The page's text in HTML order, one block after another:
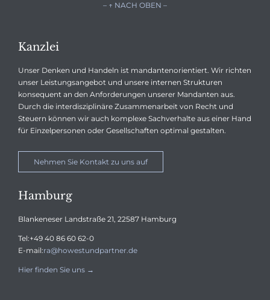
– ↑ NACH OBEN –
Kanzlei
Unser Denken und Handeln ist mandantenorientiert. Wir richten
unser Leistungsangebot und unsere internen Strukturen
konsequent an den Anforderungen unserer Mandanten aus.
Durch die interdisziplinäre Zusammenarbeit von Recht und
Steuern können wir auch komplexe Sachverhalte aus einer Hand
für Einzelpersonen oder Gesellschaften optimal gestalten.
Nehmen Sie Kontakt zu uns auf
Hamburg
Blankeneser Landstraße 21, 22587 Hamburg
Tel:+49 40 86 60 62-0
E-mail:ra@howestundpartner.de
Hier finden Sie uns →